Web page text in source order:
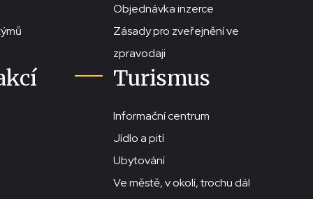
Objednávka inzerce
Zásady pro zveřejnění ve
zpravodaji
Turismus
Informační centrum
Jídlo a pití
Ubytování
Ve městě, v okolí, trochu dál